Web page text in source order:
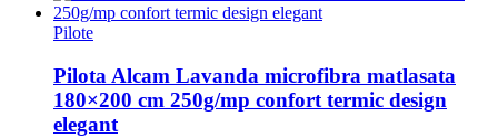
Pilote
Pilota Alcam Lavanda microfibra matlasata
180×200 cm 250g/mp confort termic design
elegant